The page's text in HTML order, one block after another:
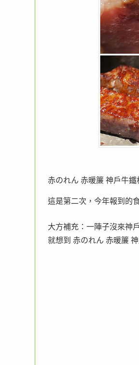
赤のれん 赤暖簾 神戶牛
這是第二次，今年報到的
大方補充：一陣子沒來神
就想到 赤のれん 赤暖簾